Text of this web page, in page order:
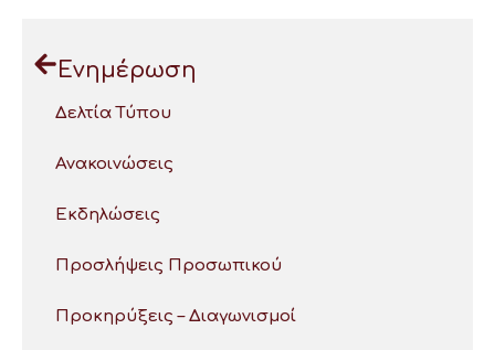
Ενημέρωση
Δελτία Τύπου
Ανακοινώσεις
Εκδηλώσεις
Προσλήψεις Προσωπικού
Προκηρύξεις – Διαγωνισμοί